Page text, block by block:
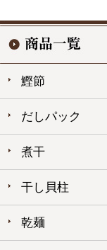
鰹節
だしパック
煮干
干し貝柱
乾麺